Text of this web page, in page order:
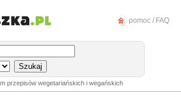
pomoc / FAQ
przepisów wegetariańskich i wegańskich